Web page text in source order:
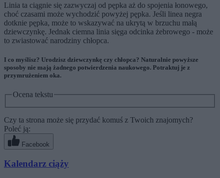
Linia ta ciągnie się zazwyczaj od pępka aż do spojenia łonowego,
choć czasami może wychodzić powyżej pępka. Jeśli linea negra
dotknie pępka, może to wskazywać na ukrytą w brzuchu małą
dziewczynkę. Jednak ciemna linia sięga odcinka żebrowego - może
to zwiastować narodziny chłopca.
I co myślisz? Urodzisz dziewczynkę czy chłopca? Naturalnie powyższe
sposoby nie mają żadnego potwierdzenia naukowego. Potraktuj je z
przymrużeniem oka.
Ocena tekstu
Czy ta strona może się przydać komuś z Twoich znajomych?
Poleć ją:
Facebook
Kalendarz ciąży